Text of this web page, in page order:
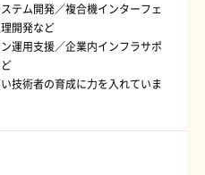
テム開発／複合機インターフェ
開発など
運用支援／企業内インフラサポ
技術者の育成に力を入れていま